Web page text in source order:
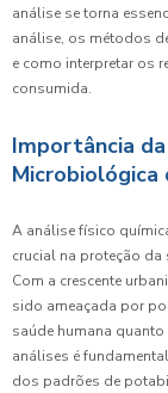
análise se torna
análise, os métodos
e como interpretar os
consumida.
Importância
Microbiológica
A análise físico
crucial na proteção da
Com a crescente
sido ameaçada por
saúde humana
análises é
dos padrões de